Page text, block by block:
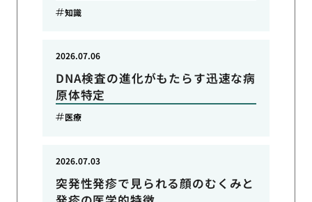
知識
DNA検査の進化がもたらす迅速な病
原体特定
2026.07.06
医療
突発性発疹で見られる顔のむくみと
2026.07.03